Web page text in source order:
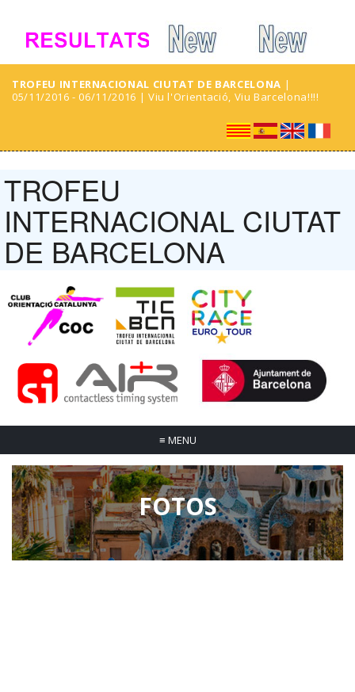
TROFEU INTERNACIONAL CIUTAT DE BARCELONA |
05/11/2016 - 06/11/2016 | Viu l'Orientació, Viu Barcelona!!!!
TROFEU
INTERNACIONAL CIUTAT
DE BARCELONA
≡ MENU
FOTOS